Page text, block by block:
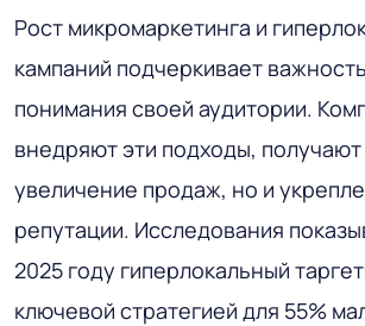
Рост микромаркетинга и
кампаний подчеркивает
понимания своей аудитории.
внедряют эти подходы, получают
увеличение продаж, но и
репутации. Исследования
2025 году гиперлокальный
ключевой стратегией для 55%